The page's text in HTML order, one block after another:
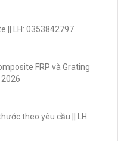
|| LH: 0353842797
FRP và Grating
2026
theo yêu cầu || LH: